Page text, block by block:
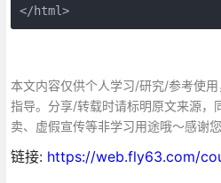
</html>
本文内容仅供个人学习/研究/参考使
指导。分享/转载时请标明原文来源，
卖、虚假宣传等非学习用途哦～感谢您
链接: https://web.fly63.com/